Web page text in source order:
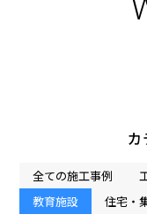
全ての施工事例
教育施設
住宅・